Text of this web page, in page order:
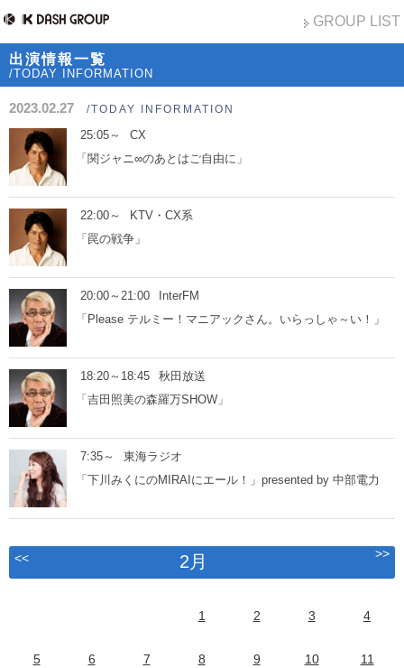
GROUP LIST
出演情報一覧
/TODAY INFORMATION
2023.02.27 /TODAY INFORMATION
25:05～
CX
「関ジャニ∞のあとはご自由に」
22:00～
KTV・CX系
「罠の戦争」
20:00～21:00
InterFM
「Please テルミー！マニアックさん。いらっしゃ～い！」
18:20～18:45
秋田放送
「吉田照美の森羅万SHOW」
7:35～
東海ラジオ
「下川みくにのMIRAIにエール！」presented by 中部電力
<< 2月 >>
1 2 3 4
5 6 7 8 9 10 11